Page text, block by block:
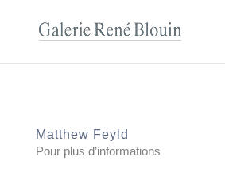
Matthew Feyld
Pour plus d’informations